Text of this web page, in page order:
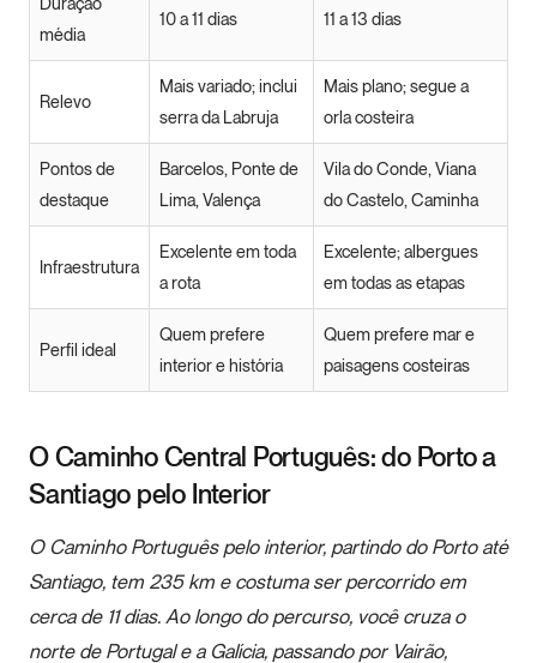
média
10 a 11 dias 11 a 13 dias
Relevo
Mais variado; inclui
serra da Labruja
Mais plano; segue a
orla costeira
Pontos de
destaque
Barcelos, Ponte de
Lima, Valença
Vila do Conde, Viana
do Castelo, Caminha
Infraestrutura
Excelente em toda
a rota
Excelente; albergues
em todas as etapas
Perfil ideal
Quem prefere
interior e história
Quem prefere mar e
paisagens costeiras
O Caminho Central Português: do Porto a
Santiago pelo Interior
O Caminho Português pelo interior, partindo do Porto até
Santiago, tem 235 km e costuma ser percorrido em
cerca de 11 dias. Ao longo do percurso, você cruza o
norte de Portugal e a Galícia, passando por Vairão,